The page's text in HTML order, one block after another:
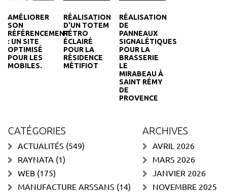
AMÉLIORER
SON
RÉFÉRENCEMENT
: UN SITE
OPTIMISÉ
POUR LES
MOBILES.
RÉALISATION
D'UN TOTEM
RÉTRO
ÉCLAIRÉ
POUR LA
RÉSIDENCE
MÉTIFIOT
RÉALISATION
DE
PANNEAUX
SIGNALÉTIQUES
POUR LA
BRASSERIE
LE
MIRABEAU À
SAINT RÉMY
DE
PROVENCE
CATÉGORIES
ACTUALITÉS (549)
RAYNATA (1)
WEB (175)
MANUFACTURE ARSSANS (14)
ARCHIVES
AVRIL 2026
MARS 2026
JANVIER 2026
NOVEMBRE 2025